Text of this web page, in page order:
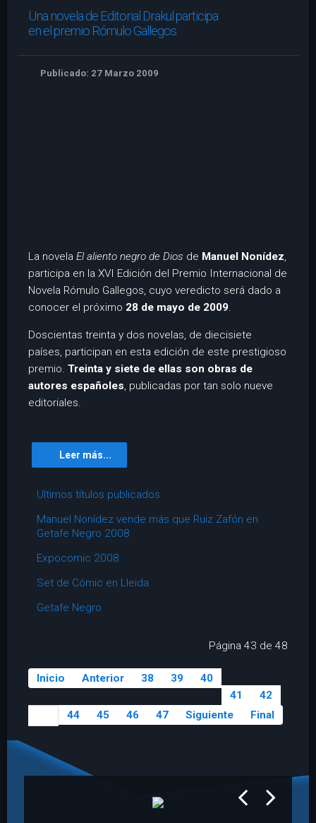
Una novela de Editorial Drakul participa
en el premio Rómulo Gallegos
Publicado: 27 Marzo 2009
La novela El aliento negro de Dios de Manuel Nonídez,
participa en la XVI Edición del Premio Internacional de
Novela Rómulo Gallegos, cuyo veredicto será dado a
conocer el próximo 28 de mayo de 2009.
Doscientas treinta y dos novelas, de diecisiete
países, participan en esta edición de este prestigioso
premio. Treinta y siete de ellas son obras de
autores españoles, publicadas por tan solo nueve
editoriales.
Leer más...
Ultimos títulos publicados
Manuel Nonídez vende más que Ruiz Zafón en
Getafe Negro 2008
Expocomic 2008
Set de Cómic en Lleida
Getafe Negro
Página 43 de 48
Inicio Anterior 38 39
40
41
42
44 45 46 47 Siguiente Final